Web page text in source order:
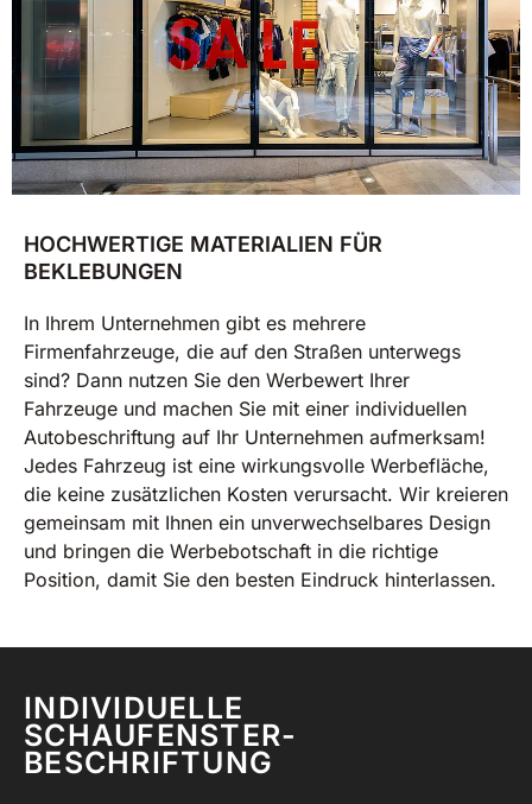
HOCHWERTIGE MATERIALIEN FÜR
BEKLEBUNGEN
In Ihrem Unternehmen gibt es mehrere
Firmenfahrzeuge, die auf den Straßen unterwegs
sind? Dann nutzen Sie den Werbewert Ihrer
Fahrzeuge und machen Sie mit einer individuellen
Autobeschriftung auf Ihr Unternehmen aufmerksam!
Jedes Fahrzeug ist eine wirkungsvolle Werbefläche,
die keine zusätzlichen Kosten verursacht. Wir kreieren
gemeinsam mit Ihnen ein unverwechselbares Design
und bringen die Werbebotschaft in die richtige
Position, damit Sie den besten Eindruck hinterlassen.
INDIVIDUELLE
SCHAUFENSTER-
BESCHRIFTUNG